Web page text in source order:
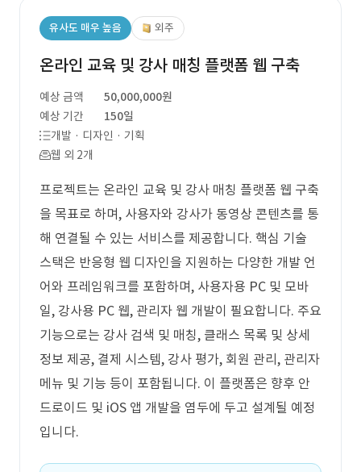
유사도 매우 높음 외주
온라인 교육 및 강사 매칭 플랫폼 웹 구축
예상 금액
50,000,000원
예상 기간
150일
개발 · 디자인 · 기획
웹 외 2개
프로젝트는 온라인 교육 및 강사 매칭 플랫폼 웹 구축
을 목표로 하며, 사용자와 강사가 동영상 콘텐츠를 통
해 연결될 수 있는 서비스를 제공합니다. 핵심 기술
스택은 반응형 웹 디자인을 지원하는 다양한 개발 언
어와 프레임워크를 포함하며, 사용자용 PC 및 모바
일, 강사용 PC 웹, 관리자 웹 개발이 필요합니다. 주요
기능으로는 강사 검색 및 매칭, 클래스 목록 및 상세
정보 제공, 결제 시스템, 강사 평가, 회원 관리, 관리자
메뉴 및 기능 등이 포함됩니다. 이 플랫폼은 향후 안
드로이드 및 iOS 앱 개발을 염두에 두고 설계될 예정
입니다.